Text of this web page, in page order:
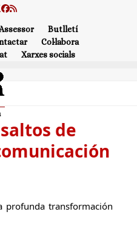
Facebook
RSS
Butlletí
Col·labora
Xarxes socials
de
profunda transformación